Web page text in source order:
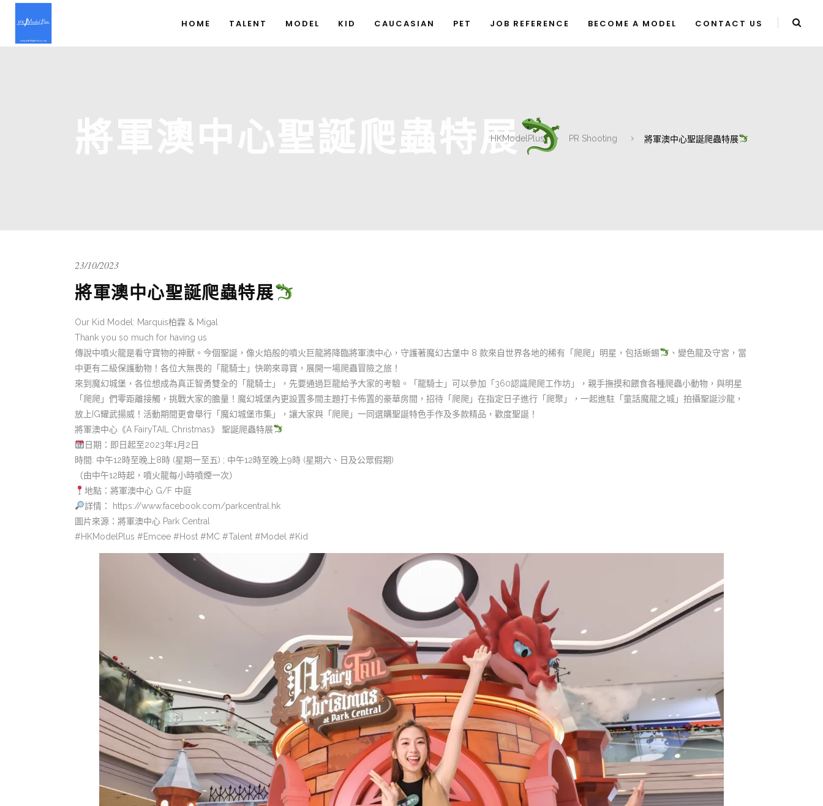
HOME TALENT MODEL KID CAUCASIAN PET JOB REFERENCE BECOME A MODEL CONTACT US
將軍澳中心聖誕爬蟲特展HKModelPlus PR Shooting 將軍澳中心聖誕爬蟲特展
23/10/2023
將軍澳中心聖誕爬蟲特展
Our Kid Model: Marquis柏霖 & Migal
Thank you so much for having us
傳說中噴火龍是看守寶物的神獸。今個聖誕，像火焰般的噴火巨龍將降臨將軍澳中心，守護著魔幻古堡中 8 款來自世界各地的稀有「爬爬」明星，包括蜥蜴
、變色龍及守宮，當
中更有二級保護動物！各位大無畏的「龍騎士」快啲來尋寶，展開一場爬蟲冒險之旅！
來到魔幻城堡，各位想成為真正智勇雙全的「龍騎士」，先要通過巨龍給予大家的考驗。「龍騎士」可以參加「360認識爬爬工作坊」，親手撫摸和餵食各種爬蟲小動物，與明星
「爬爬」們零距離接觸，挑戰大家的膽量！魔幻城堡內更設置多間主題打卡佈置的豪華房間，招待「爬爬」在指定日子進行「爬聚」，一起進駐「童話魔龍之城」拍攝聖誕沙龍，
放上IG耀武揚威！活動期間更會舉行「魔幻城堡市集」，讓大家與「爬爬」一同選購聖誕特色手作及多款精品，歡度聖誕！
將軍澳中心《A FairyTAIL Christmas》 聖誕爬蟲特展
日期：即日起至2023年1月2日
時間: 中午12時至晚上8時 (星期一至五) ; 中午12時至晚上9時 (星期六、日及公眾假期)
（由中午12時起，噴火龍每小時噴煙一次）
地點：將軍澳中心 G/F 中庭
詳情： https://www.facebook.com/parkcentral.hk
圖片來源：將軍澳中心 Park Central
#HKModelPlus #Emcee #Host #MC #Talent #Model #Kid